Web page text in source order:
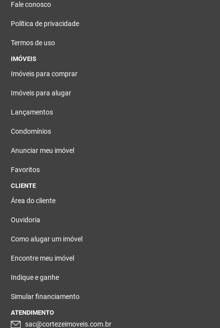
Fale conosco
Política de privacidade
Termos de uso
IMÓVEIS
Imóveis para comprar
Imóveis para alugar
Lançamentos
Condomínios
Anunciar meu imóvel
Favoritos
CLIENTE
Área do cliente
Ouvidoria
Como alugar um imóvel
Encontre meu imóvel
Indique e ganhe
Simular financiamento
ATENDIMENTO
sac@cortezeimoveis.com.br